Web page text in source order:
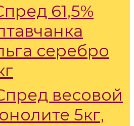
61,5%
серебро
весовой
5кг,